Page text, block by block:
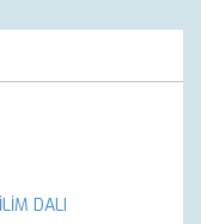
DALI